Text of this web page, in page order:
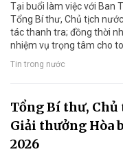
Tại buổi làm việc với Ban
Tổng Bí thư, Chủ tịch
tác thanh tra; đồng thời
nhiệm vụ trọng tâm cho
Tin trong nước
Tổng Bí thư, Chủ
Giải thưởng Hòa
2026